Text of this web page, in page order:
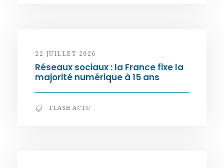
22 JUILLET 2026
Réseaux sociaux : la France fixe la
majorité numérique à 15 ans
FLASH ACTU